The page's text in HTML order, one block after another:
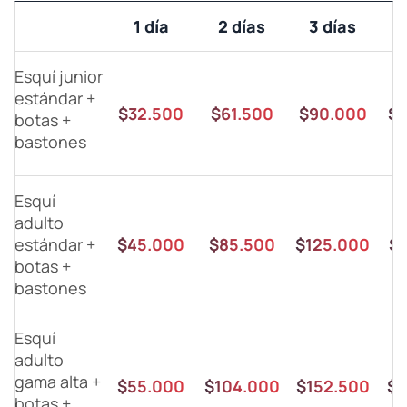
1 día 2 días 3 días
Esquí junior
estándar +
botas +
bastones
$32.500 $61.500 $90.000
Esquí
adulto
estándar +
botas +
bastones
$45.000 $85.500 $125.000
Esquí
adulto
gama alta +
$55.000 $104.000 $152.500